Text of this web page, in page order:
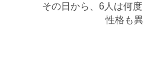
その日から、6人は何
性格も